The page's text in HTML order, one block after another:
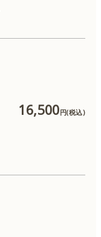
16,500 円(税込)